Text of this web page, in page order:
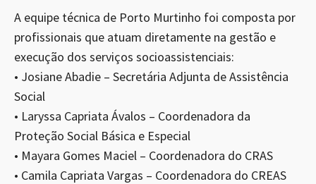
A equipe técnica de Porto Murtinho foi composta por
profissionais que atuam diretamente na gestão e
execução dos serviços socioassistenciais:
• Josiane Abadie – Secretária Adjunta de Assistência
Social
• Laryssa Capriata Ávalos – Coordenadora da
Proteção Social Básica e Especial
• Mayara Gomes Maciel – Coordenadora do CRAS
• Camila Capriata Vargas – Coordenadora do CREAS